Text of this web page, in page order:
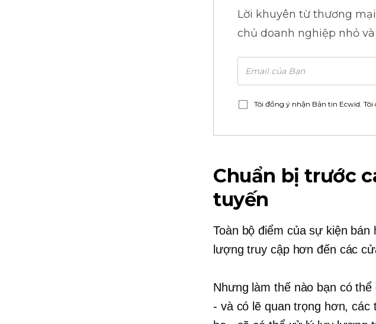
Lời khuyên từ thương
chủ doanh nghiệp nhỏ
Tôi đồng ý nhận Bản tin Ecwid.
Chuẩn bị trước
tuyến
Toàn bộ điểm của sự kiện
lượng truy cập hơn đến các
Nhưng làm thế nào bạn có
- và có lẽ quan trọng hơn,